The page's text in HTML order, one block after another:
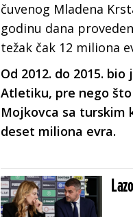
čuvenog Mladena
godinu dana
težak čak 12 miliona
Od 2012. do 2015.
Atletiku, pre nego
Mojkovca sa turskim
deset miliona evra.